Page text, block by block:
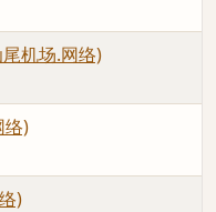
机场.网络)
络)
)